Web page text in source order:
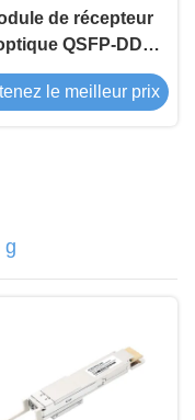
de récepteur
QSFP-DD
800G ZR+ PRO
le meilleur prix
g